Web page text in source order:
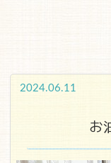
2024.06.11
お